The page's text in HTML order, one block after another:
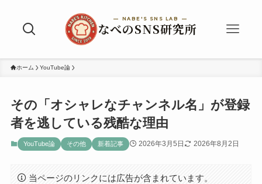
ホーム YouTube論
その「オシャレなチャンネル名」が登録
者を逃している残酷な理由
YouTube論 その他 新着記事 2026年3月5日 2026年8月2日
当ページのリンクには広告が含まれています。